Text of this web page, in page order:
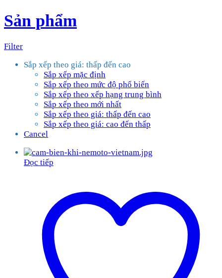
Sản phẩm
Filter
Sắp xếp theo giá: thấp đến cao
Sắp xếp mặc định
Sắp xếp theo mức độ phổ biến
Sắp xếp theo xếp hạng trung bình
Sắp xếp theo mới nhất
Sắp xếp theo giá: thấp đến cao
Sắp xếp theo giá: cao đến thấp
Cancel
Đọc tiếp